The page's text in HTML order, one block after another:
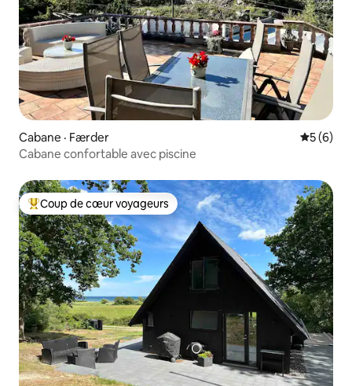
Cabane · Færder Note
5 (6)
Cabane confortable avec piscine
Coup de cœur voyageurs parmi les plus aimés
Coup de cœur voyageurs